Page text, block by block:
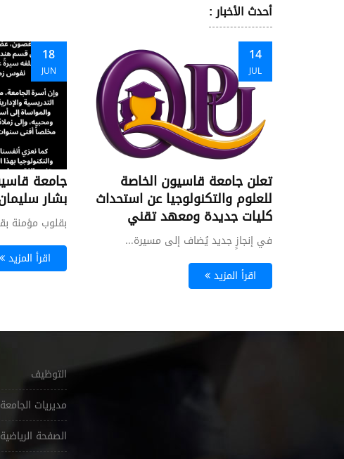
أحدث الأخبار :
14
JUL
تعلن جامعة قاسيون الخاصة
للعلوم والتكنولوجيا عن استحداث
كليات جديدة ومعهد تقني
في إنجازٍ جديد يُضاف إلى مسيرة...
اقرأ المزيد
18
JUN
جامعة
بشار
بقلوب مؤمنة
اقرأ المزيد
د . شريف سليم بركات دانيا سكحل
مدرس
التوظيف
مديريات الجامعة
الصفحة الرياضية